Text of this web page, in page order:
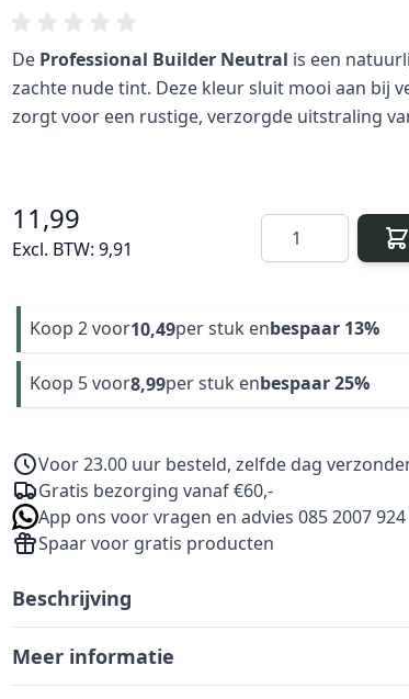
De Professional Builder Neutral is een
zachte nude tint. Deze kleur sluit mooi aan bij
zorgt voor een rustige, verzorgde uitstraling
11,99
Excl. BTW: 9,91
Aantal
Koop 2 voor10,49per stuk enbespaar 13%
Koop 5 voor8,99per stuk enbespaar25%
Voor 23.00 uur besteld, zelfde dag
Gratis bezorging vanaf €60,-
App ons voor vragen en advies 085 2007 924
Spaar voor gratis producten
Beschrijving
Meer informatie